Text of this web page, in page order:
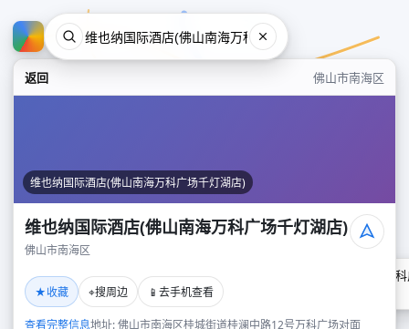
返回 佛山市南海区
维也纳国际酒店(佛山南海万科广场千灯湖店)
维也纳国际酒店(佛山南海万科广场千灯湖店)
佛山市南海区
★收藏 ⌖搜周边 📱 去手机查看
查看完整信息地址: 佛山市南海区桂城街道桂澜中路12号万科广场对面
维也纳国际酒店(佛山南海万